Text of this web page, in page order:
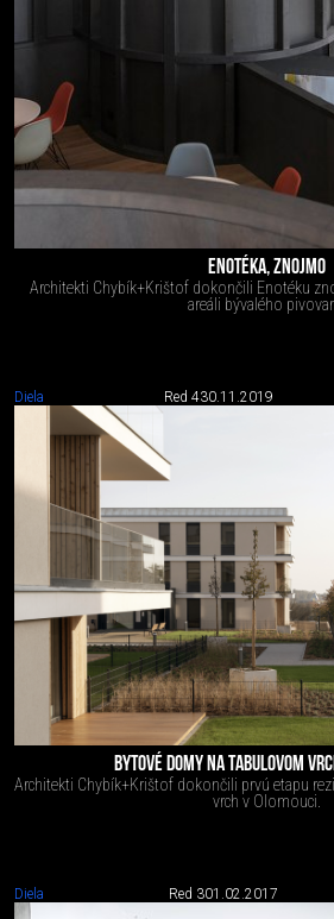
ENOTÉKA, ZNOJMO
Architekti Chybík+Krištof dokončili Enotéku
areáli bývalého
Diela Red 430.11.2019
BYTOVÉ DOMY NA TABULOVOM
Architekti Chybík+Krištof dokončili prvú etapu
vrch v Olomouci.
Diela Red 301.02.2017